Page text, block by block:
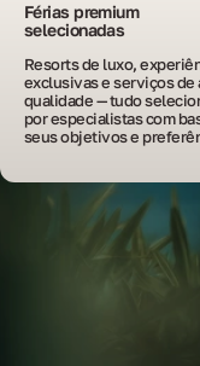
Férias premium
selecionadas
Resorts de luxo,
exclusivas e serviços de
qualidade — tudo
por especialistas com
seus objetivos e